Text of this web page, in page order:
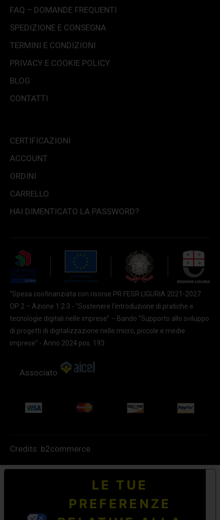
FAQ – DOMANDE FREQUENTI
SPEDIZIONE E CONSEGNA
TERMINI E CONDIZIONI
PRIVACY E COOKIE POLICY
BLOG
CONTATTI
CERTIFICAZIONI
ACCOUNT
ORDINI
CARRELLO
HAI DIMENTICATO LA PASSWORD?
“Spesa coofinanziata con risorse PR FESR LIGURIA 2021-2027
OP 2 – Azione 1.2.3 - "Sostenere l'introduzione di pratiche e
tecnologie digitali nelle imprese” – Bando “Supporto allo sviluppo
di progetti di digitalizzazione nelle micro, piccole e medie
imprese” - Anno 2024 pos. 193
Associato
Credits: b2commerce
LE TUE
PREFERENZE